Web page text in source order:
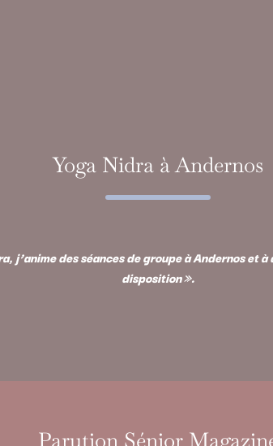
Yoga Nidra à Andernos
j’anime des séances de groupe à Andernos et
disposition ».
Parution Sénior